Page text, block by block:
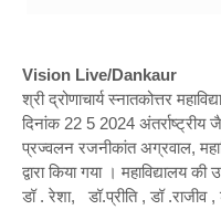
Vision Live/Dankaur
श्री द्रोणाचार्य स्नातकोत्तर
दिनांक 22 5 2024 अंतर्राष्ट्रीय
प्रज्वलन रजनीकांत अग्रवाल,
द्वारा किया गया । महाविद्यालय की
डॉ . रेशा, डॉ.प्रीति , डॉ